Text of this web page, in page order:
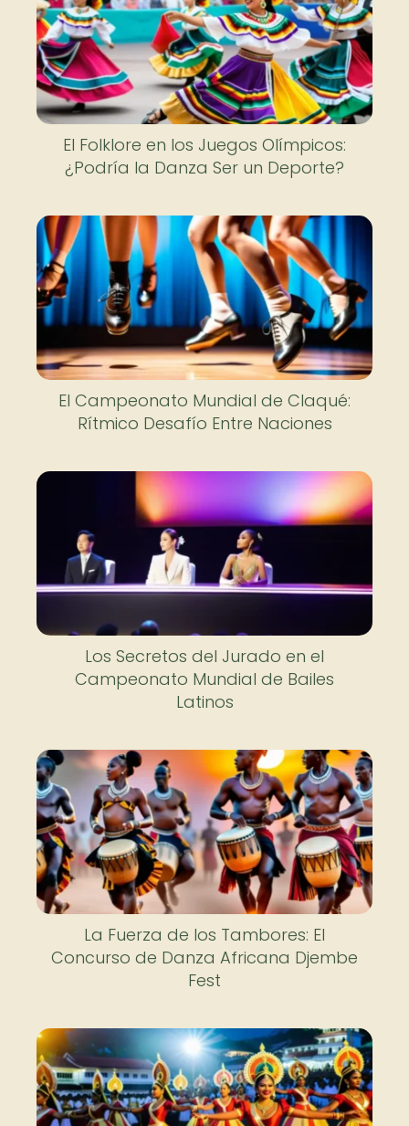
El Folklore en los Juegos Olímpicos:
¿Podría la Danza Ser un Deporte?
El Campeonato Mundial de Claqué:
Rítmico Desafío Entre Naciones
Los Secretos del Jurado en el
Campeonato Mundial de Bailes
Latinos
La Fuerza de los Tambores: El
Concurso de Danza Africana Djembe
Fest